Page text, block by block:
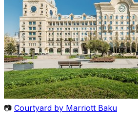
📷 Courtyard by Marriott Baku